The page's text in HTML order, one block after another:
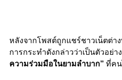
หลังจากโพสต์ถูกแชร์ชาวเน็ตต่า
การกระทำดังกล่าวว่าเป็นตัวอย่า
ความร่วมมือในยามลำบาก” ที่คน